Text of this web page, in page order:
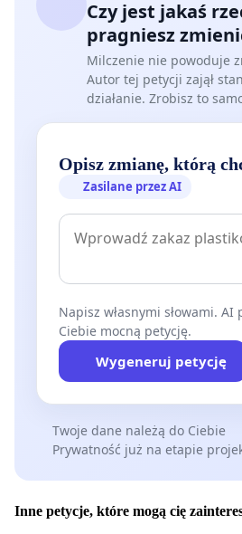
Czy jest jakaś
pragniesz
Milczenie nie powoduje
Autor tej petycji zajął
działanie. Zrobisz to
Opisz zmianę, którą
Zasilane przez AI
Napisz własnymi słowami.
Ciebie mocną petycję.
Wygeneruj petycję
Twoje dane należą do Ciebie
Prywatność już na etapie
Inne petycje, które mogą cię